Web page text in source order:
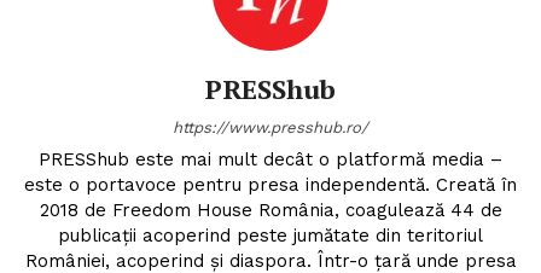
PRESShub
https://www.presshub.ro/
PRESShub este mai mult decât o platformă media –
este o portavoce pentru presa independentă. Creată în
2018 de Freedom House România, coagulează 44 de
publicații acoperind peste jumătate din teritoriul
României, acoperind și diaspora. Într-o țară unde presa